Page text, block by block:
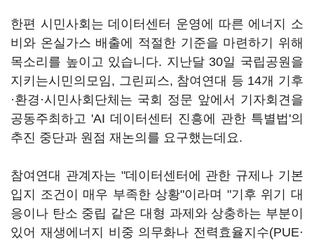
한편 시민사회는 데이터센터 운영에 따른 에너지 소
비와 온실가스 배출에 적절한 기준을 마련하기 위해
목소리를 높이고 있습니다. 지난달 30일 국립공원을
지키는시민의모임, 그린피스, 참여연대 등 14개 기후
·환경·시민사회단체는 국회 정문 앞에서 기자회견을
공동주최하고 'AI 데이터센터 진흥에 관한 특별법'의
추진 중단과 원점 재논의를 요구했는데요.
참여연대 관계자는 "데이터센터에 관한 규제나 기본
입지 조건이 매우 부족한 상황"이라며 "기후 위기 대
응이나 탄소 중립 같은 대형 과제와 상충하는 부분이
있어 재생에너지 비중 의무화나 전력효율지수(PUE·